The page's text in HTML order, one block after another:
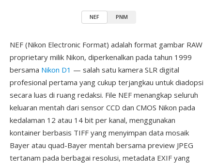
NEF PNM
NEF (Nikon Electronic Format) adalah format gambar RAW
proprietary milik Nikon, diperkenalkan pada tahun 1999
bersama Nikon D1 — salah satu kamera SLR digital
profesional pertama yang cukup terjangkau untuk diadopsi
secara luas di ruang redaksi. File NEF menangkap seluruh
keluaran mentah dari sensor CCD dan CMOS Nikon pada
kedalaman 12 atau 14 bit per kanal, menggunakan
kontainer berbasis TIFF yang menyimpan data mosaik
Bayer atau quad-Bayer mentah bersama preview JPEG
tertanam pada berbagai resolusi, metadata EXIF yang